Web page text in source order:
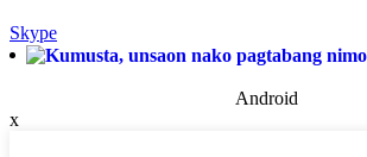
Skype
Android
x